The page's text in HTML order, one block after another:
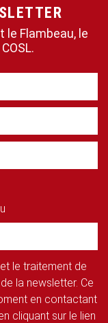
le Flambeau, le
le traitement de
la newsletter. Ce
en contactant
cliquant sur le lien